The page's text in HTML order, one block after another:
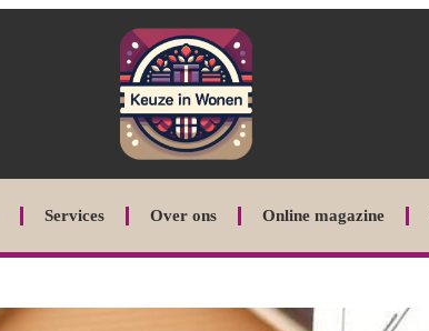
Services Over ons Online magazine